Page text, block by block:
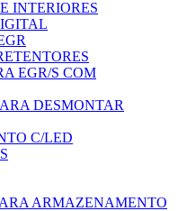
INTERIORES
EGR/S COM
DESMONTAR
C/LED
ARMAZENAMENTO